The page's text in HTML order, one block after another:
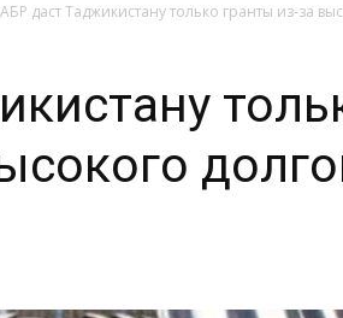
АБР даст Таджикистану только гранты из-за